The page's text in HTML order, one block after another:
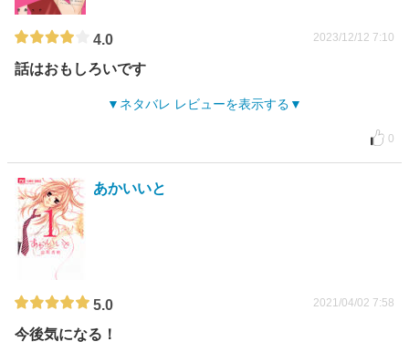
4.0 2023/12/12 7:10
話はおもしろいです
ネタバレ レビューを表示する
0
あかいいと
5.0 2021/04/02 7:58
今後気になる！